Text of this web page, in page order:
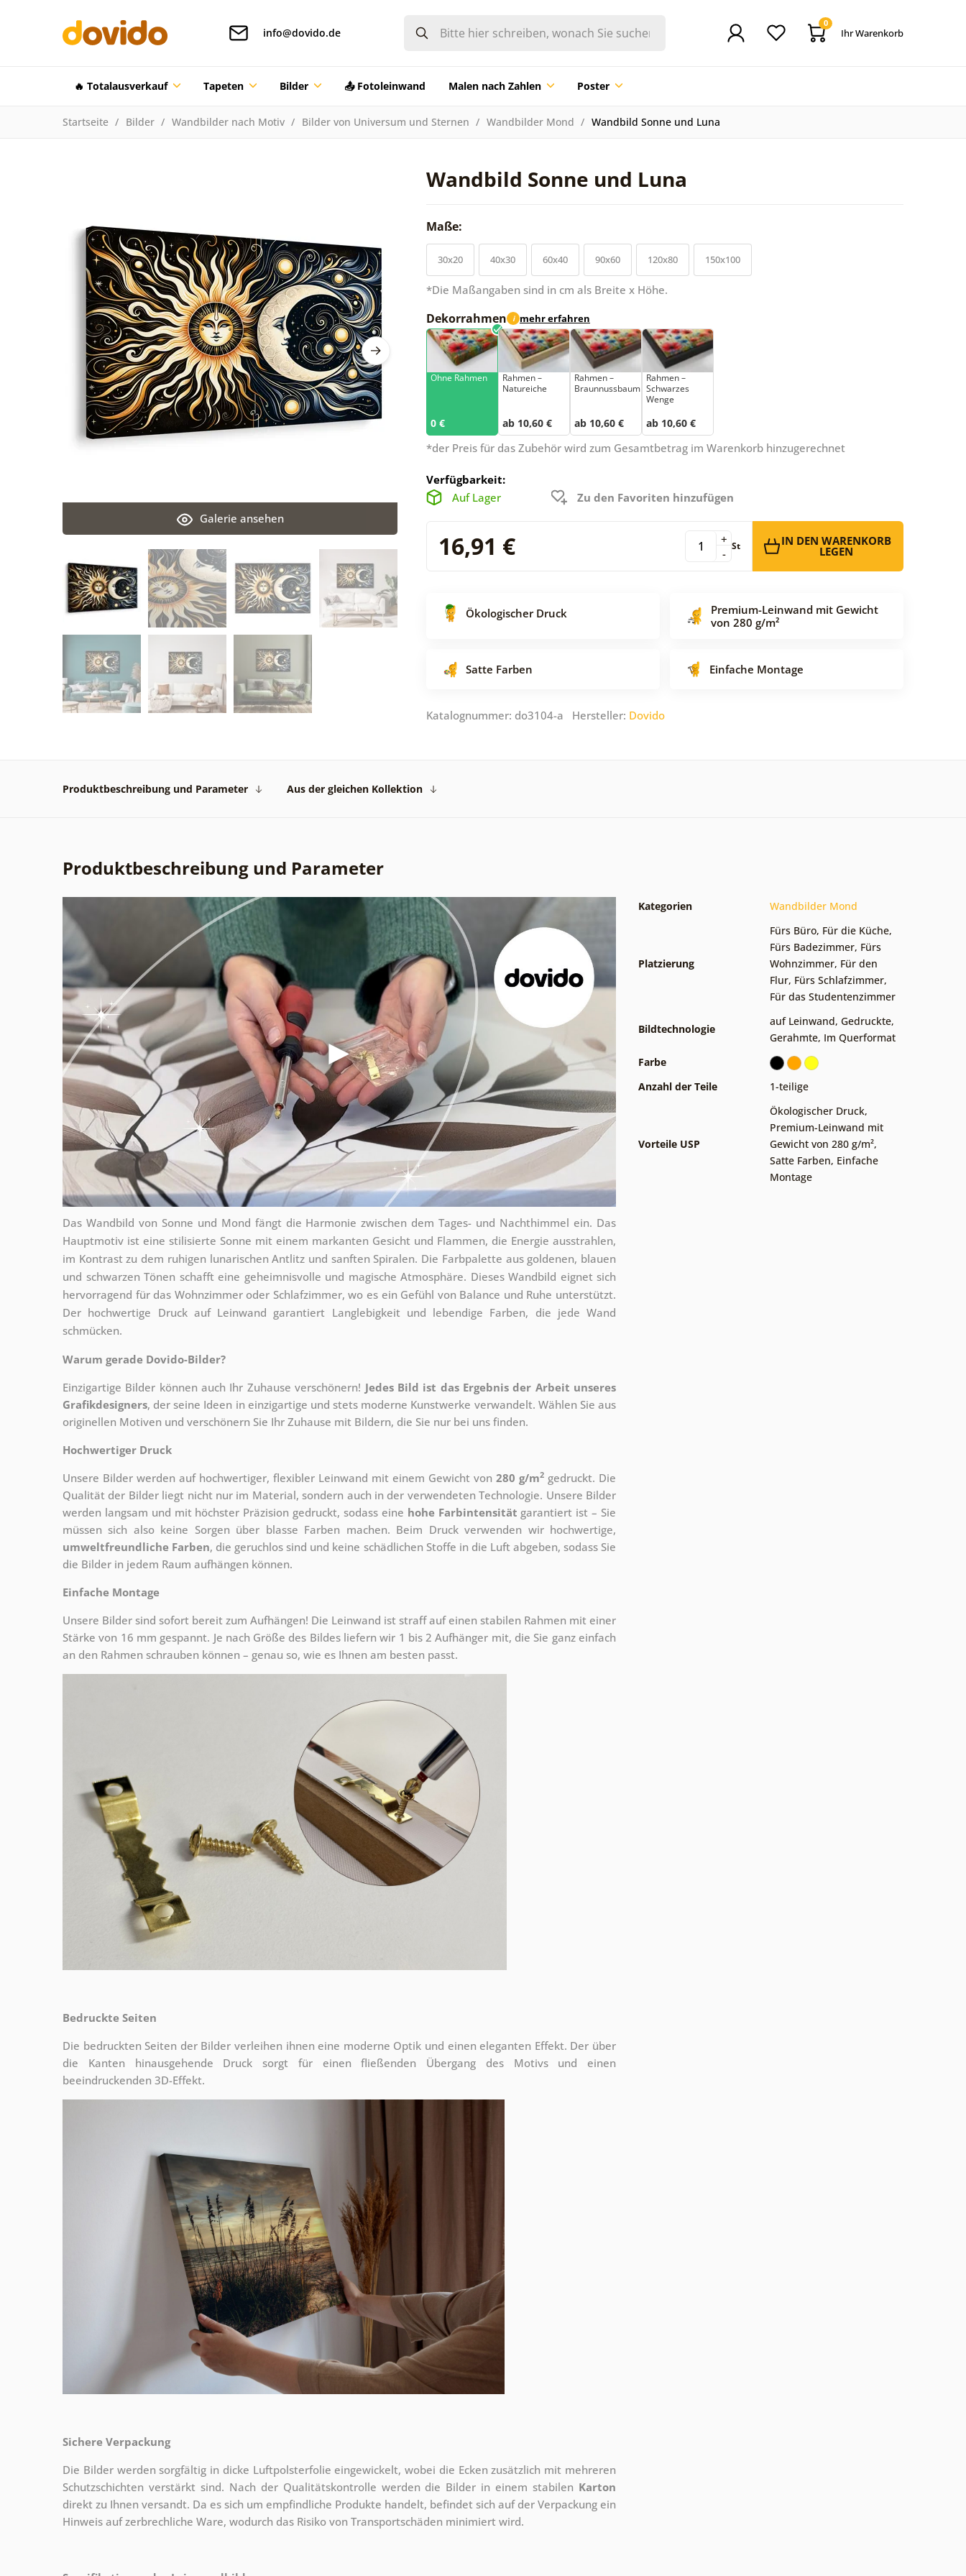
info@dovido.de
0
Ihr Warenkorb
🔥 Totalausverkauf Tapeten Bilder 📤 Fotoleinwand Malen nach Zahlen Poster
Startseite Bilder Wandbilder nach Motiv Bilder von Universum und Sternen Wandbilder Mond Wandbild Sonne und Luna
Wandbild Sonne und Luna
Galerie ansehen
Maße:
30x20 40x30 60x40 90x60 120x80 150x100
*Die Maßangaben sind in cm als Breite x Höhe.
Dekorrahmen i mehr erfahren
Ohne Rahmen
0 €
Rahmen –
Natureiche
ab 10,60 €
Rahmen –
Braunnussbaum
ab 10,60 €
Rahmen –
Schwarzes
Wenge
ab 10,60 €
*der Preis für das Zubehör wird zum Gesamtbetrag im Warenkorb hinzugerechnet
Verfügbarkeit:
Auf Lager
Zu den Favoriten hinzufügen
16,91 € -
+ St IN DEN WARENKORB
LEGEN
Ökologischer Druck
Premium-Leinwand mit Gewicht
von 280 g/m²
Satte Farben Einfache Montage
Katalognummer: do3104-a Hersteller: Dovido
Produktbeschreibung und Parameter Aus der gleichen Kollektion
Produktbeschreibung und Parameter
Das Wandbild von Sonne und Mond fängt die Harmonie zwischen dem Tages- und Nachthimmel ein. Das
Hauptmotiv ist eine stilisierte Sonne mit einem markanten Gesicht und Flammen, die Energie ausstrahlen,
im Kontrast zu dem ruhigen lunarischen Antlitz und sanften Spiralen. Die Farbpalette aus goldenen, blauen
und schwarzen Tönen schafft eine geheimnisvolle und magische Atmosphäre. Dieses Wandbild eignet sich
hervorragend für das Wohnzimmer oder Schlafzimmer, wo es ein Gefühl von Balance und Ruhe unterstützt.
Der hochwertige Druck auf Leinwand garantiert Langlebigkeit und lebendige Farben, die jede Wand
schmücken.
Warum gerade Dovido-Bilder?
Einzigartige Bilder können auch Ihr Zuhause verschönern! Jedes Bild ist das Ergebnis der Arbeit unseres
Grafikdesigners, der seine Ideen in einzigartige und stets moderne Kunstwerke verwandelt. Wählen Sie aus
originellen Motiven und verschönern Sie Ihr Zuhause mit Bildern, die Sie nur bei uns finden.
Hochwertiger Druck
Unsere Bilder werden auf hochwertiger, flexibler Leinwand mit einem Gewicht von 280 g/m2 gedruckt. Die
Qualität der Bilder liegt nicht nur im Material, sondern auch in der verwendeten Technologie. Unsere Bilder
werden langsam und mit höchster Präzision gedruckt, sodass eine hohe Farbintensität garantiert ist – Sie
müssen sich also keine Sorgen über blasse Farben machen. Beim Druck verwenden wir hochwertige,
umweltfreundliche Farben, die geruchlos sind und keine schädlichen Stoffe in die Luft abgeben, sodass Sie
die Bilder in jedem Raum aufhängen können.
Einfache Montage
Unsere Bilder sind sofort bereit zum Aufhängen! Die Leinwand ist straff auf einen stabilen Rahmen mit einer
Stärke von 16 mm gespannt. Je nach Größe des Bildes liefern wir 1 bis 2 Aufhänger mit, die Sie ganz einfach
an den Rahmen schrauben können – genau so, wie es Ihnen am besten passt.
Bedruckte Seiten
Die bedruckten Seiten der Bilder verleihen ihnen eine moderne Optik und einen eleganten Effekt. Der über
die Kanten hinausgehende Druck sorgt für einen fließenden Übergang des Motivs und einen
beeindruckenden 3D-Effekt.
Sichere Verpackung
Die Bilder werden sorgfältig in dicke Luftpolsterfolie eingewickelt, wobei die Ecken zusätzlich mit mehreren
Schutzschichten verstärkt sind. Nach der Qualitätskontrolle werden die Bilder in einem stabilen Karton
direkt zu Ihnen versandt. Da es sich um empfindliche Produkte handelt, befindet sich auf der Verpackung ein
Hinweis auf zerbrechliche Ware, wodurch das Risiko von Transportschäden minimiert wird.
Kategorien Wandbilder Mond
Platzierung
Fürs Büro, Für die Küche,
Fürs Badezimmer, Fürs
Wohnzimmer, Für den
Flur, Fürs Schlafzimmer,
Für das Studentenzimmer
Bildtechnologie
auf Leinwand, Gedruckte,
Gerahmte, Im Querformat
Farbe
Anzahl der Teile
1-teilige
Vorteile USP
Ökologischer Druck,
Premium-Leinwand mit
Gewicht von 280 g/m²,
Satte Farben, Einfache
Montage